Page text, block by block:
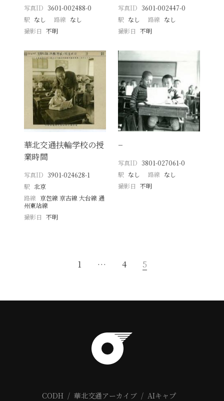
写真ID 3601-002488-0
駅 なし 路線 なし
撮影日
不明
写真ID 3601-002447-0
駅 なし 路線 なし
撮影日 不明
華北交通扶輪学校の授
業時間
写真ID 3901-024628-1
駅 北京
路線 京包線 京古線 大台線 通
州東站線
撮影日
不明
−
写真ID 3801-027061-0
駅 なし 路線 なし
撮影日 不明
1 … 4 5
CODH 華北交通アーカイブ AIキャプ